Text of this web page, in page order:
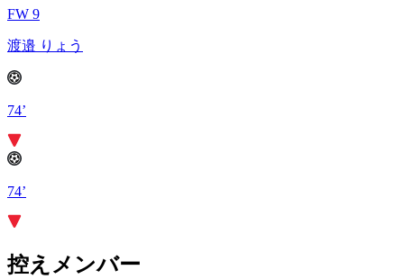
FW 9
渡邉 りょう
74’
74’
控えメンバー